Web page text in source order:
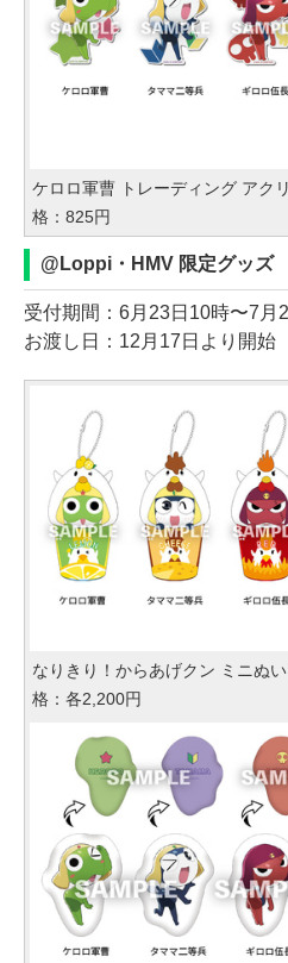
ケロロ軍曹 トレーディング アク
格：825円
@Loppi・HMV 限定グッズ
受付期間：6月23日10時〜7月
お渡し日：12月17日より開始
なりきり！からあげクン ミニぬ
格：各2,200円